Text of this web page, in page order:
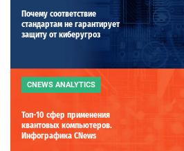
Почему соответствие
стандартам не гарантирует
защиту от киберугроз
CNEWS ANALYTICS
Топ-10 сфер применения
квантовых компьютеров.
Инфографика CNews